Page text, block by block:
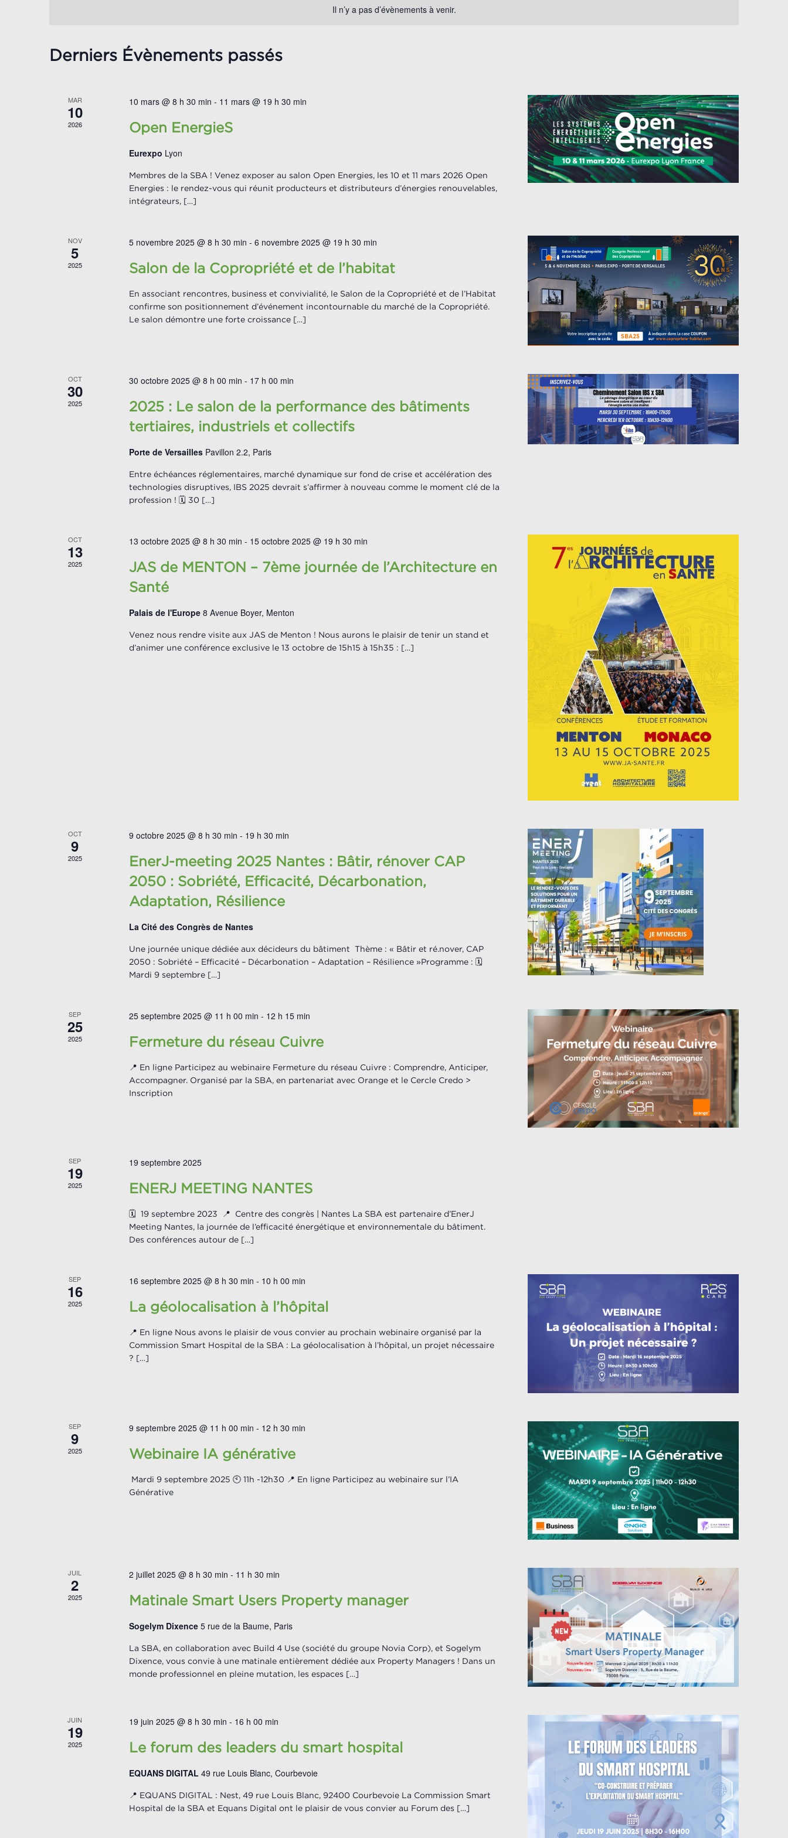
Il n’y a pas d’évènements à venir.
Derniers Évènements passés
MAR
10
2026
10 mars @ 8 h 30 min - 11 mars @ 19 h 30 min
Open EnergieS
Eurexpo Lyon
Membres de la SBA ! Venez exposer au salon Open Energies, les 10 et 11 mars 2026 Open
Energies : le rendez-vous qui réunit producteurs et distributeurs d’énergies renouvelables,
intégrateurs, […]
NOV
5
2025
5 novembre 2025 @ 8 h 30 min - 6 novembre 2025 @ 19 h 30 min
Salon de la Copropriété et de l’habitat
En associant rencontres, business et convivialité, le Salon de la Copropriété et de l’Habitat
confirme son positionnement d’événement incontournable du marché de la Copropriété.
Le salon démontre une forte croissance […]
OCT
30
2025
30 octobre 2025 @ 8 h 00 min - 17 h 00 min
2025 : Le salon de la performance des bâtiments
tertiaires, industriels et collectifs
Porte de Versailles Pavillon 2.2, Paris
Entre échéances réglementaires, marché dynamique sur fond de crise et accélération des
technologies disruptives, IBS 2025 devrait s’affirmer à nouveau comme le moment clé de la
profession ! 🗓️ 30 […]
OCT
13
2025
13 octobre 2025 @ 8 h 30 min - 15 octobre 2025 @ 19 h 30 min
JAS de MENTON – 7ème journée de l’Architecture en
Santé
Palais de l'Europe 8 Avenue Boyer, Menton
Venez nous rendre visite aux JAS de Menton ! Nous aurons le plaisir de tenir un stand et
d’animer une conférence exclusive le 13 octobre de 15h15 à 15h35 : […]
OCT
9
2025
9 octobre 2025 @ 8 h 30 min - 19 h 30 min
EnerJ-meeting 2025 Nantes : Bâtir, rénover CAP
2050 : Sobriété, Efficacité, Décarbonation,
Adaptation, Résilience
La Cité des Congrès de Nantes
Une journée unique dédiée aux décideurs du bâtiment Thème : « Bâtir et ré.nover, CAP
2050 : Sobriété – Efficacité – Décarbonation – Adaptation – Résilience »Programme : 🗓️
Mardi 9 septembre […]
SEP
25
2025
25 septembre 2025 @ 11 h 00 min - 12 h 15 min
Fermeture du réseau Cuivre
📍 En ligne Participez au webinaire Fermeture du réseau Cuivre : Comprendre, Anticiper,
Accompagner. Organisé par la SBA, en partenariat avec Orange et le Cercle Credo >
Inscription
SEP
19
2025
19 septembre 2025
ENERJ MEETING NANTES
🗓️ 19 septembre 2023 📍 Centre des congrès | Nantes La SBA est partenaire d’EnerJ
Meeting Nantes, la journée de l’efficacité énergétique et environnementale du bâtiment.
Des conférences autour de […]
SEP
16
2025
16 septembre 2025 @ 8 h 30 min - 10 h 00 min
La géolocalisation à l’hôpital
📍 En ligne Nous avons le plaisir de vous convier au prochain webinaire organisé par la
Commission Smart Hospital de la SBA : La géolocalisation à l’hôpital, un projet nécessaire
? […]
SEP
9
2025
9 septembre 2025 @ 11 h 00 min - 12 h 30 min
Webinaire IA générative
Mardi 9 septembre 2025 🕙 11h -12h30 📍 En ligne Participez au webinaire sur l’IA
Générative
JUIL
2
2025
2 juillet 2025 @ 8 h 30 min - 11 h 30 min
Matinale Smart Users Property manager
Sogelym Dixence 5 rue de la Baume, Paris
La SBA, en collaboration avec Build 4 Use (société du groupe Novia Corp), et Sogelym
Dixence, vous convie à une matinale entièrement dédiée aux Property Managers ! Dans un
monde professionnel en pleine mutation, les espaces […]
JUIN
19
2025
19 juin 2025 @ 8 h 30 min - 16 h 00 min
Le forum des leaders du smart hospital
EQUANS DIGITAL 49 rue Louis Blanc, Courbevoie
📍 EQUANS DIGITAL : Nest, 49 rue Louis Blanc, 92400 Courbevoie La Commission Smart
Hospital de la SBA et Equans Digital ont le plaisir de vous convier au Forum des […]